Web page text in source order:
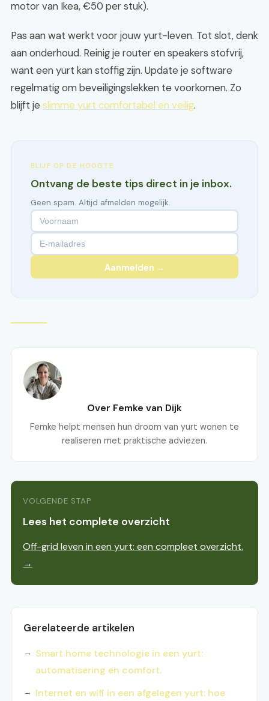
motor van Ikea, €50 per stuk).
Pas aan wat werkt voor jouw yurt-leven. Tot slot, denk
aan onderhoud. Reinig je router en speakers stofvrij,
want een yurt kan stoffig zijn. Update je software
regelmatig om beveiligingslekken te voorkomen. Zo
blijft je slimme yurt comfortabel en veilig.
BLIJF OP DE HOOGTE
Ontvang de beste tips direct in je inbox.
Geen spam. Altijd afmelden mogelijk.
Aanmelden →
Over Femke van Dijk
Femke helpt mensen hun droom van yurt wonen te
realiseren met praktische adviezen.
VOLGENDE STAP
Lees het complete overzicht
Off-grid leven in een yurt: een compleet overzicht.
→
Gerelateerde artikelen
Smart home technologie in een yurt:
automatisering en comfort.
Internet en wifi in een afgelegen yurt: hoe